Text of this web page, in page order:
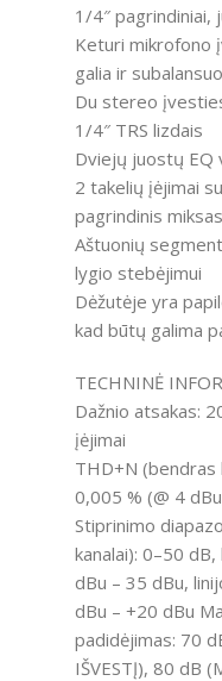
1/4″ pagrindiniai,
Keturi mikrofono
galia ir
Du stereo
1/4″ TRS lizdais
Dviejų juostų EQ
2 takelių įėjimai
pagrindinis
Aštuonių
lygio stebėjimui
Dėžutėje yra
kad būtų galima
TECHNINĖ
Dažnio atsakas:
įėjimai
THD+N (bendras
0,005 % (@ 4
Stiprinimo
kanalai): 0–50
dBu – 35 dBu,
dBu – +20 dBu
padidėjimas: 70
IŠVESTĮ), 80 dB